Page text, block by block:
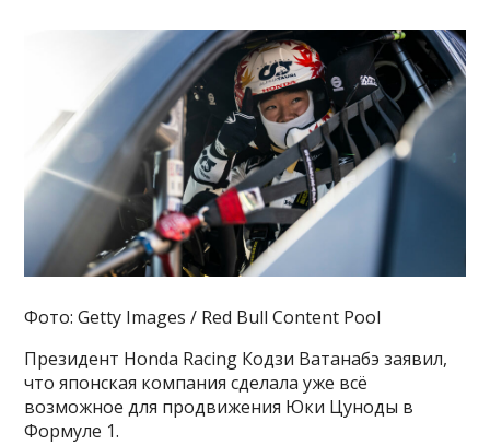
Фото: Getty Images / Red Bull Content Pool
Президент Honda Racing Кодзи Ватанабэ заявил,
что японская компания сделала уже всё
возможное для продвижения Юки Цуноды в
Формуле 1.